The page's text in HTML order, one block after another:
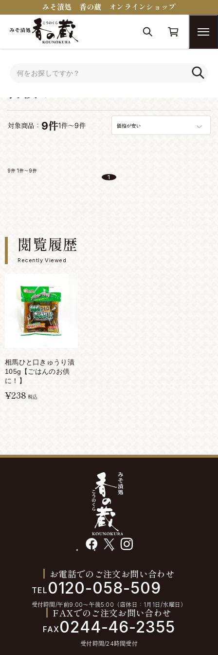
みそ漬処 香の蔵 オンラインショップ
対象商品： 9件1件～9件 価格が安い
9件 1件～9件
1
閲覧履歴
Recently Viewed
相馬ひと口きゅうり漬
105g【ごはんのお供
に！】
¥238 税込
facebook instagram
お電話でのご注文お問い合わせ
TEL 0120-058-509
受付時間/午前9:00〜午後5:00（店休日：1月1日/水曜日）
FAXでのご注文お問い合わせ
FAX0244-46-2355
受付時間/24時間受付